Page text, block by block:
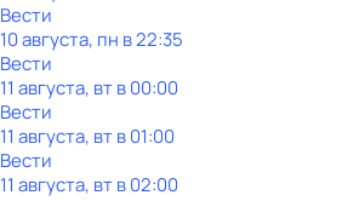
Вести
10 августа, пн в 22:35
Вести
11 августа, вт в 00:00
Вести
11 августа, вт в 01:00
Вести
11 августа, вт в 02:00